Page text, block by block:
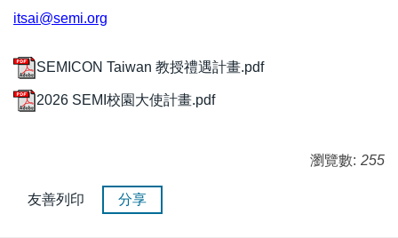
itsai@semi.org
SEMICON Taiwan 教授禮遇計畫.pdf
2026 SEMI校園大使計畫.pdf
瀏覽數: 255
友善列印 分享